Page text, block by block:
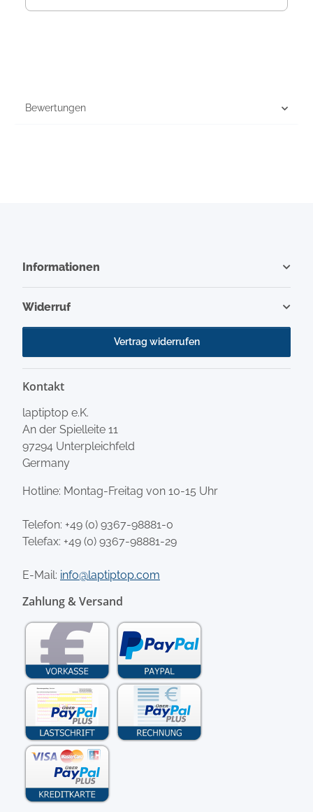
Bewertungen
Informationen
Widerruf
Vertrag widerrufen
Kontakt
laptiptop e.K.
An der Spielleite 11
97294 Unterpleichfeld
Germany
Hotline: Montag-Freitag von 10-15 Uhr
Telefon: +49 (0) 9367-98881-0
Telefax: +49 (0) 9367-98881-29
E-Mail: info@laptiptop.com
Zahlung & Versand